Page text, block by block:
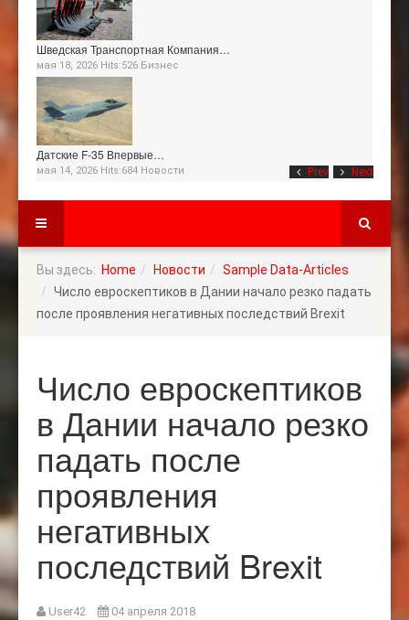
Prev Next
Шведская Транспортная Компания…
мая 18, 2026 Hits:526 Бизнес
Датские F-35 Впервые…
мая 14, 2026 Hits:684 Новости
Вы здесь: Home Новости
Sample Data-Articles
Число евроскептиков в Дании начало резко падать
после проявления негативных последствий Brexit
Число евроскептиков
в Дании начало резко
падать после
проявления
негативных
последствий Brexit
User42
04 апреля 2018